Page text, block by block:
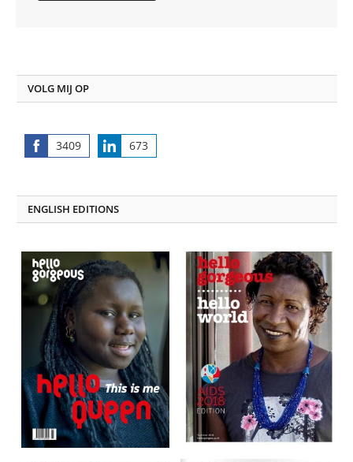
VOLG MIJ OP
3409
Share
673
Share
ENGLISH EDITIONS